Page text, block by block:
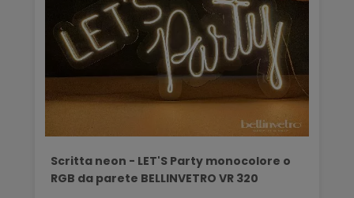
Scritta neon - LET'S Party monocolore o
RGB da parete BELLINVETRO VR 320